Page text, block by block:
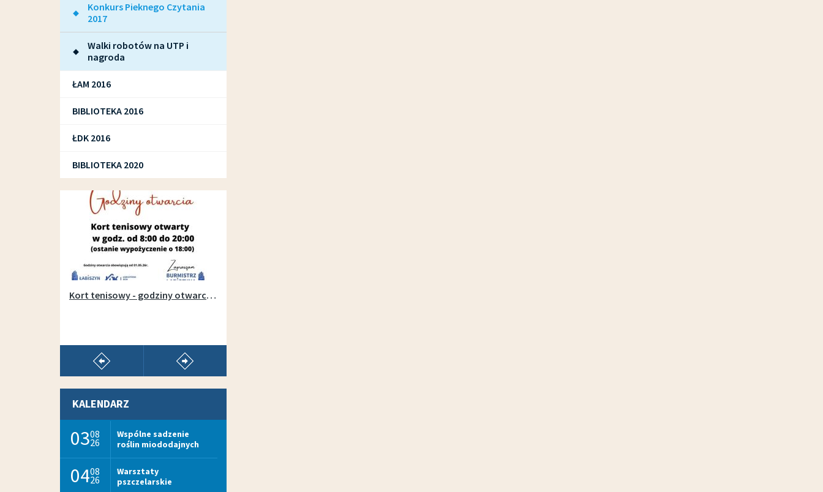
Konkurs Pieknego Czytania
2017
Walki robotów na UTP i
nagroda
ŁAM 2016
BIBLIOTEKA 2016
ŁDK 2016
BIBLIOTEKA 2020
SPORT I REKREACJA
pokaż poprzedni artykuł
Kort tenisowy - godziny otwarcia w sezonie 2026
KALENDARZ
0308
26
Wspólne sadzenie
roślin miododajnych
0408
26
Warsztaty
pszczelarskie